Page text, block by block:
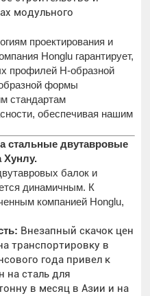
модульного
проектирования и
Honglu гарантирует,
профилей H-образной
формы
стандартам
обеспечивая нашим
стальные двутавровые
Хунлу.
балок и
динамичным. К
компанией Honglu,
Внезапный скачок цен
транспортировку в
года привел к
сталь для
в месяц в Азии и на